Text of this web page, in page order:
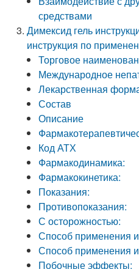
средствами
Димексид гель
инструкция по
Торговое
Международное
Лекарственная
Состав
Описание
Код АТХ
Фармакодинамика:
Фармакокинетика:
Показания:
Противопоказания:
С осторожностью:
Способ применения
Способ применения
Побочные эффекты: